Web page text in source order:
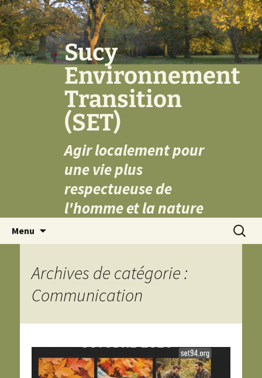
Aller
au
contenu
Sucy
Environnement
Transition
(SET)
Agir localement pour
une vie plus
respectueuse de
l'homme et la nature
Menu
Archives de catégorie :
Communication